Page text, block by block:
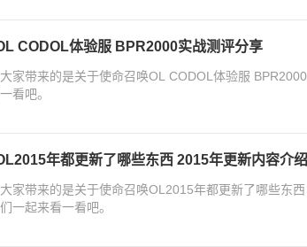
CODOL体验服 BPR2000实战测评分享
家带来的是关于使命召唤OL CODOL体验服
看吧。
年都更新了哪些东西 2015年更新内容介绍
家带来的是关于使命召唤OL2015年都更新了哪些东
一起来看一看吧。